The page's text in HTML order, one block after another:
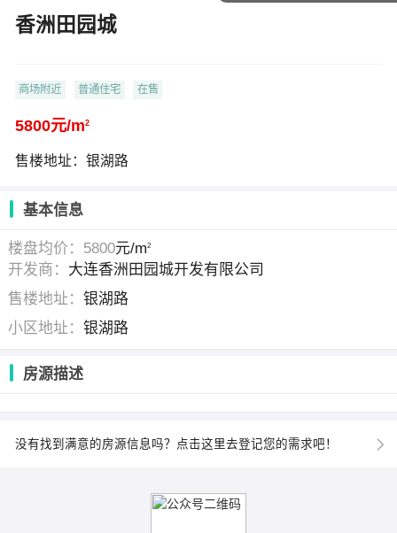
香洲田园城
商场附近 普通住宅 在售
5800元/m2
售楼地址：银湖路
基本信息
楼盘均价：5800元/m2
开发商： 大连香洲田园城开发有限公司
售楼地址：银湖路
小区地址：银湖路
房源描述
没有找到满意的房源信息吗？点击这里去登记您的需求吧！